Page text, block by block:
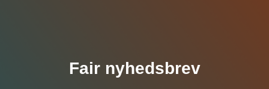
Fair nyhedsbrev